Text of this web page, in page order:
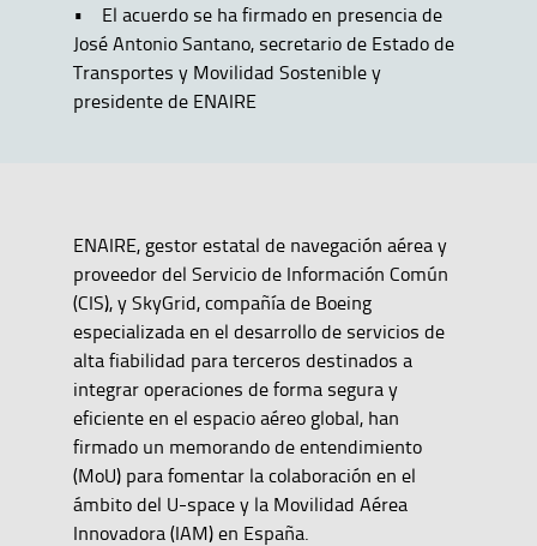
• El acuerdo se ha firmado en presencia de
José Antonio Santano, secretario de Estado de
Transportes y Movilidad Sostenible y
presidente de ENAIRE
ENAIRE, gestor estatal de navegación aérea y
proveedor del Servicio de Información Común
(CIS), y SkyGrid, compañía de Boeing
especializada en el desarrollo de servicios de
alta fiabilidad para terceros destinados a
integrar operaciones de forma segura y
eficiente en el espacio aéreo global, han
firmado un memorando de entendimiento
(MoU) para fomentar la colaboración en el
ámbito del U-space y la Movilidad Aérea
Innovadora (IAM) en España.